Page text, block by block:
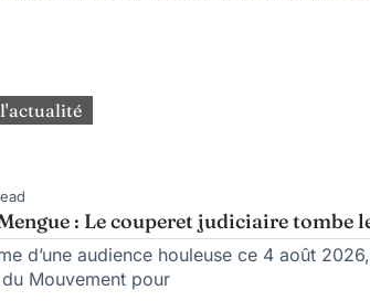
: Le couperet judiciaire tombe
d’une audience houleuse ce 4 août
Mouvement pour